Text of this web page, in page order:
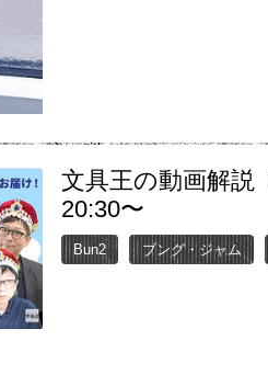
文具王の動画解説
20:30〜
Bun2 ブング・ジャム